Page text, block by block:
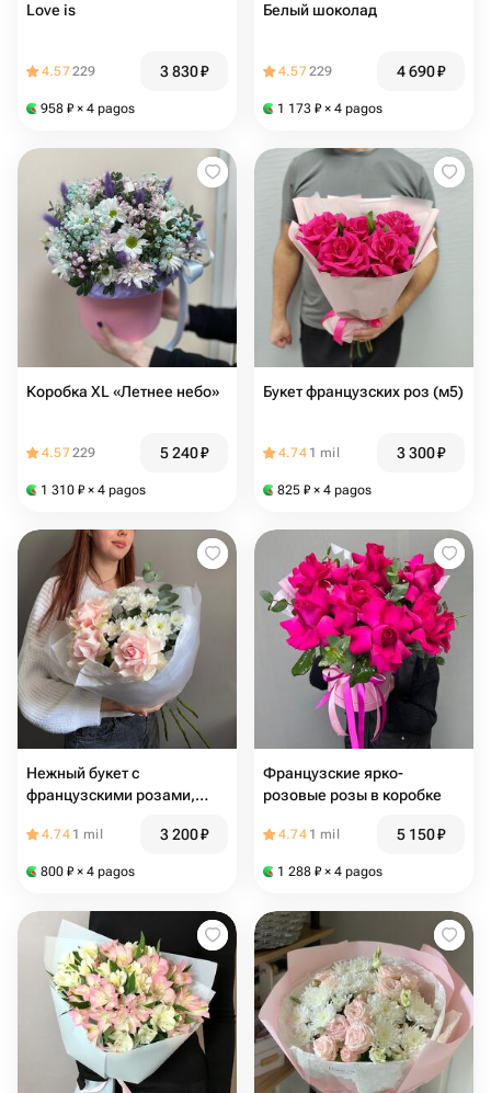
Love is
4.57229 3 830₽
958 ₽ × 4 pagos
Белый шоколад
4.57229 4 690₽
1 173 ₽ × 4 pagos
Коробка XL «Летнее небо»
4.57229 5 240₽
1 310 ₽ × 4 pagos
Букет французских роз (м5)
4.74 1 mil 3 300₽
825 ₽ × 4 pagos
Нежный букет с
французскими розами,
эвкалипта
4.74 1 mil 3 200₽
800 ₽ × 4 pagos
Французские ярко-
розовые розы в коробке
4.74 1 mil 5 150₽
1 288 ₽ × 4 pagos